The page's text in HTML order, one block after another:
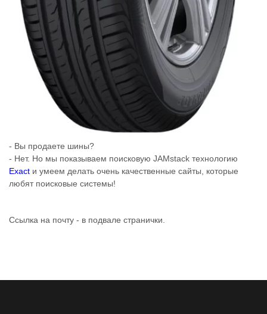
- Вы продаете шины?
- Нет. Но мы показываем поисковую JAMstack технологию
Exact и умеем делать очень качественные сайты, которые
любят поисковые системы!
Ссылка на почту - в подвале странички.